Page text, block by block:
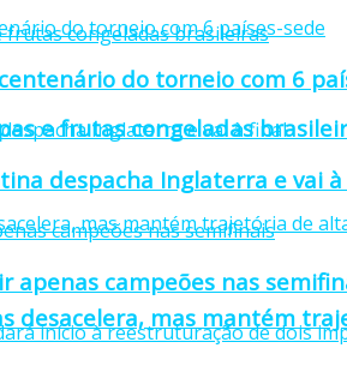
e frutas congeladas
desacelera, mas mantém
do torneio com 6
despacha Inglaterra e vai
apenas campeões nas